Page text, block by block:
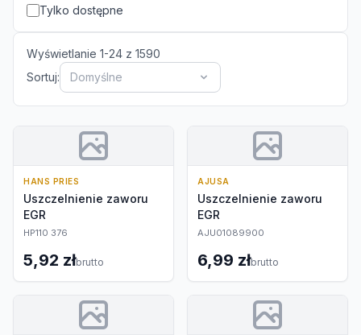
Tylko dostępne
Wyświetlanie 1-24 z 1590
Sortuj:
Domyślne
HANS PRIES
Uszczelnienie zaworu
EGR
HP110 376
5,92 złbrutto
AJUSA
Uszczelnienie zaworu
EGR
AJU01089900
6,99 złbrutto